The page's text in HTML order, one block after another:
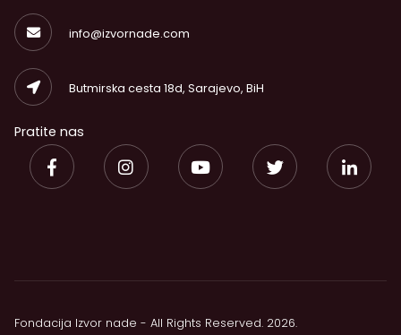
info@izvornade.com
Butmirska cesta 18d, Sarajevo, BiH
Pratite nas
Fondacija Izvor nade - All Rights Reserved. 2026.